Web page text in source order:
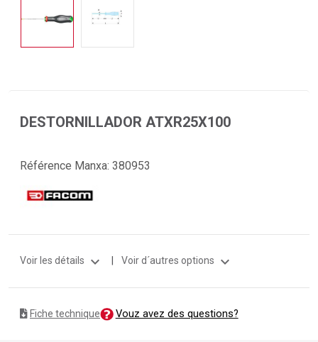
DESTORNILLADOR ATXR25X100
Référence Manxa: 380953
Voir les détails expand_more Voir d´autres options expand_more
Fiche technique Vouz avez des questions?